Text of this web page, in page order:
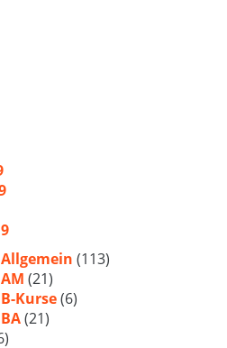
Allgemein (113)
AM (21)
B-Kurse(6)
BA(21)